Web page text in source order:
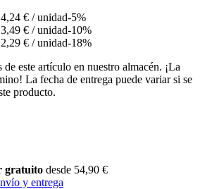
€ / unidad-5%
€ / unidad-10%
€ / unidad-18%
este artículo en nuestro almacén. ¡La
La fecha de entrega puede variar si se
producto.
gratuito desde 54,90 €
y entrega